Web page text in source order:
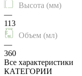
Высота (мм)
—
113
Объем (мл)
—
360
Все характеристики
КАТЕГОРИИ